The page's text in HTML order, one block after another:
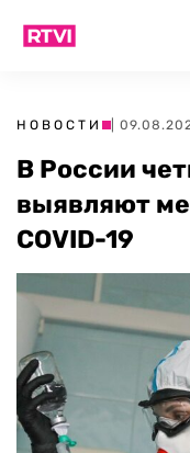
НОВОСТИ |
В России
выявляют
COVID-19